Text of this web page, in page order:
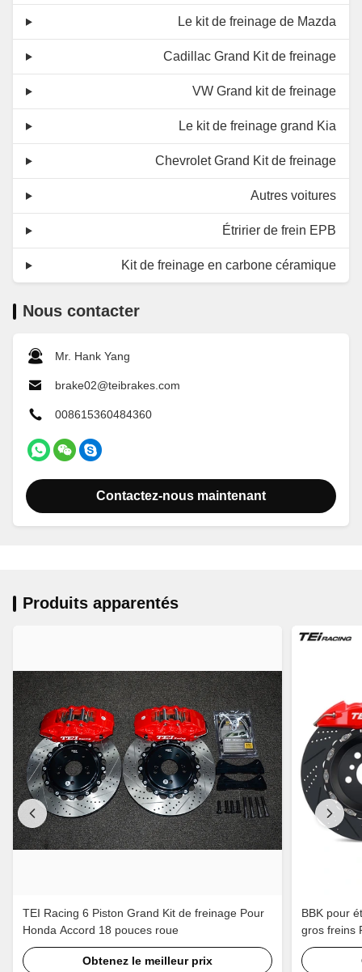
Le kit de freinage de Mazda
Cadillac Grand Kit de freinage
VW Grand kit de freinage
Le kit de freinage grand Kia
Chevrolet Grand Kit de freinage
Autres voitures
Étririer de frein EPB
Kit de freinage en carbone céramique
Nous contacter
Mr. Hank Yang
brake02@teibrakes.com
008615360484360
Contactez-nous maintenant
Produits apparentés
TEI Racing 6 Piston Grand Kit de freinage Pour
Honda Accord 18 pouces roue
Obtenez le meilleur prix
BBK pour
gros freins
TEI haute